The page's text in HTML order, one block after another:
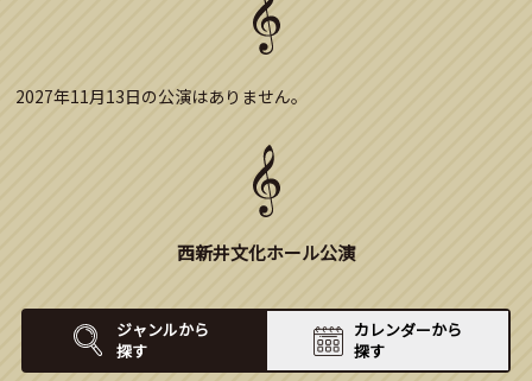
2027年11月13日の公演はありません。
西新井文化ホール公演
ジャンルから
探す
カレンダーから
探す